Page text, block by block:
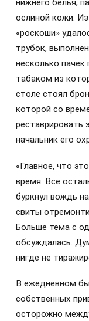
нижнего белья,
ослиной кожи.
«роскоши»
трубок,
несколько пачек
табаком из
столе стоял
которой со
реставрировать
начальник его
«Главное, что
время. Всё
буркнул вождь
свиты
Больше тема с
обсуждалась.
нигде не
В ежедневном
собственных
осторожно